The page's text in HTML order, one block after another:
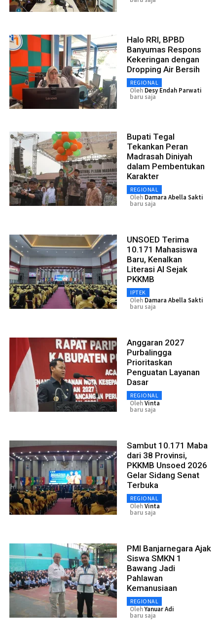
Halo RRI, BPBD
Banyumas Respons
Kekeringan dengan
Dropping Air Bersih
REGIONAL
Oleh Desy Endah Parwati
baru saja
Bupati Tegal
Tekankan Peran
Madrasah Diniyah
dalam Pembentukan
Karakter
REGIONAL
Oleh Damara Abella Sakti
baru saja
UNSOED Terima
10.171 Mahasiswa
Baru, Kenalkan
Literasi AI Sejak
PKKMB
IPTEK
Oleh Damara Abella Sakti
baru saja
Anggaran 2027
Purbalingga
Prioritaskan
Penguatan Layanan
Dasar
REGIONAL
OlehVinta
baru saja
Sambut 10.171 Maba
dari 38 Provinsi,
PKKMB Unsoed 2026
Gelar Sidang Senat
Terbuka
REGIONAL
OlehVinta
baru saja
PMI Banjarnegara Ajak
Siswa SMKN 1
Bawang Jadi
Pahlawan
Kemanusiaan
REGIONAL
OlehYanuar Adi
baru saja